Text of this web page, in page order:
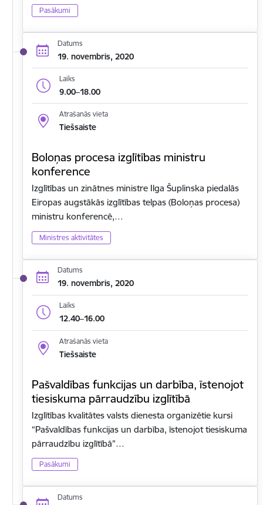
Pasākumi
Datums
19. novembris, 2020
Laiks
9.00–18.00
Atrašanās vieta
Tiešsaiste
Boloņas procesa izglītības ministru
konference
Izglītības un zinātnes ministre Ilga Šuplinska piedalās
Eiropas augstākās izglītības telpas (Boloņas procesa)
ministru konferencē,…
Ministres aktivitātes
Datums
19. novembris, 2020
Laiks
12.40–16.00
Atrašanās vieta
Tiešsaiste
Pašvaldības funkcijas un darbība, īstenojot
tiesiskuma pārraudzību izglītībā
Izglītības kvalitātes valsts dienesta organizētie kursi
“Pašvaldības funkcijas un darbība, īstenojot tiesiskuma
pārraudzību izglītībā”…
Pasākumi
Datums